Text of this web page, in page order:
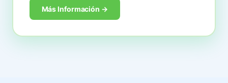
Más Información →